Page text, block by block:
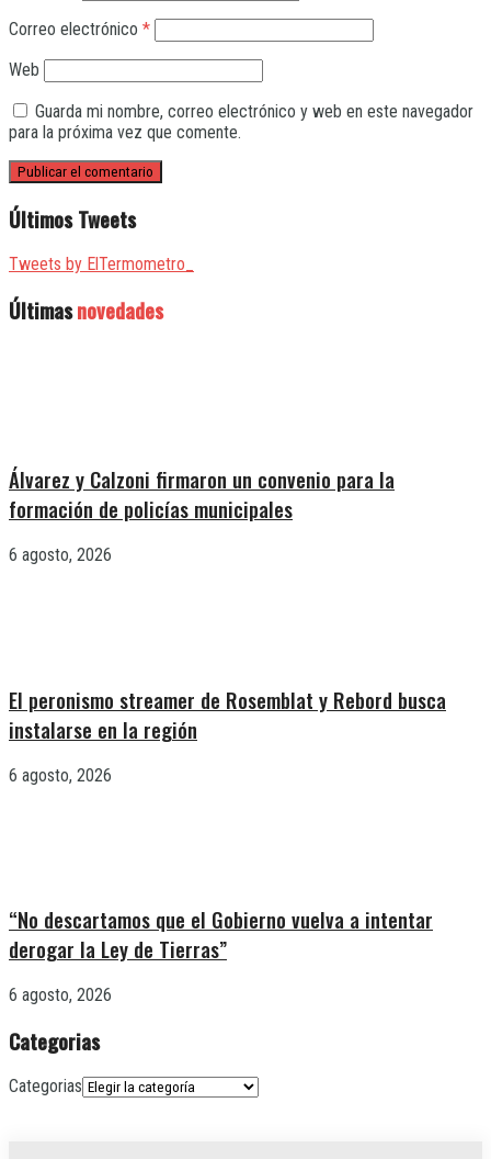
Correo electrónico *
Web
Guarda mi nombre, correo electrónico y web en este navegador
para la próxima vez que comente.
Últimos Tweets
Tweets by ElTermometro_
Últimasnovedades
Álvarez y Calzoni firmaron un convenio para la
formación de policías municipales
6 agosto, 2026
El peronismo streamer de Rosemblat y Rebord busca
instalarse en la región
6 agosto, 2026
“No descartamos que el Gobierno vuelva a intentar
derogar la Ley de Tierras”
6 agosto, 2026
Categorias
Categorias